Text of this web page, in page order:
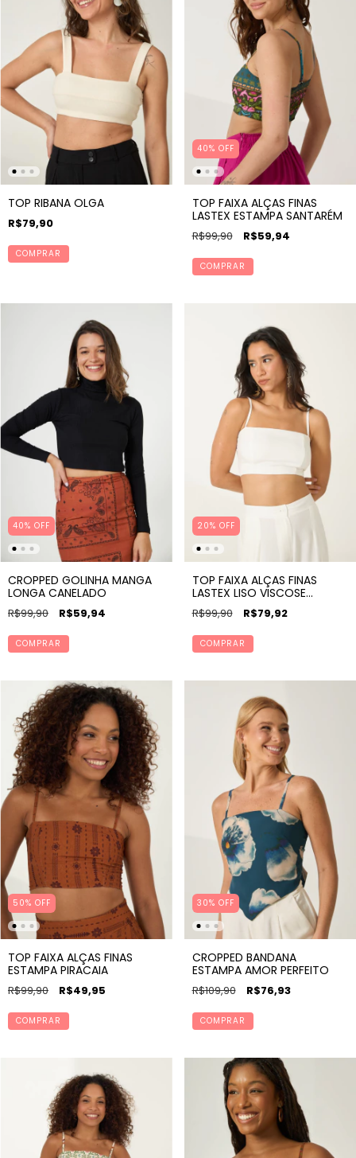
TOP RIBANA OLGA
R$79,90
COMPRAR
40% OFF
TOP FAIXA ALÇAS FINAS
LASTEX ESTAMPA SANTARÉM
R$99,90 R$59,94
COMPRAR
40% OFF
CROPPED GOLINHA MANGA
LONGA CANELADO
R$99,90 R$59,94
COMPRAR
20% OFF
TOP FAIXA ALÇAS FINAS
LASTEX LISO VISCOSE
SARJADA
R$99,90 R$79,92
COMPRAR
50% OFF
TOP FAIXA ALÇAS FINAS
ESTAMPA PIRACAIA
R$99,90 R$49,95
COMPRAR
30% OFF
CROPPED BANDANA
ESTAMPA AMOR PERFEITO
R$109,90 R$76,93
COMPRAR